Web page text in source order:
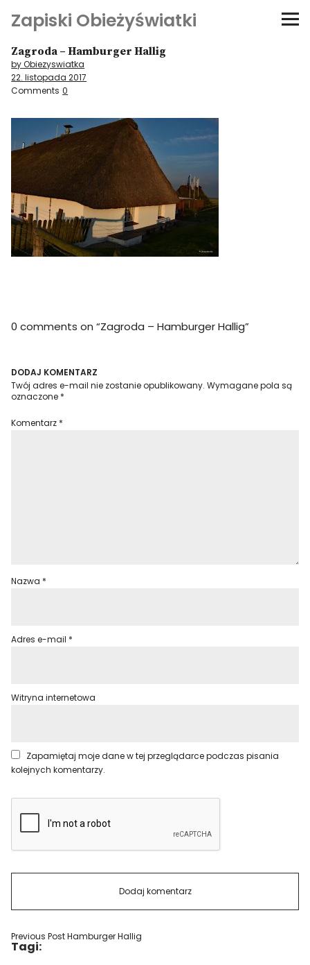
Zapiski Obieżyświatki
Podróże
Kultura i sztuka
Kątem oka
Niezwyczajne ściany
Dom na kółkach
Zagroda – Hamburger Hallig
by Obiezyswiatka
22. listopada 2017
Comments 0
0 comments on “Zagroda – Hamburger Hallig”
DODAJ KOMENTARZ
Twój adres e-mail nie zostanie opublikowany. Wymagane pola są
oznaczone *
Komentarz *
Nazwa *
Adres e-mail *
Witryna internetowa
Zapamiętaj moje dane w tej przeglądarce podczas pisania
kolejnych komentarzy.
Previous PostHamburger Hallig
Tagi: